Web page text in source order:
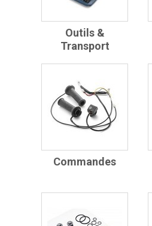
Outils &
Transport
Commandes